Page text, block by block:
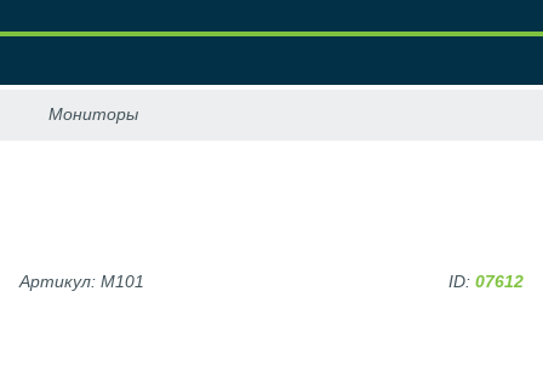
Артикул: M101 ID: 07612